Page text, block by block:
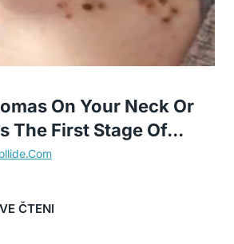
On Your Neck Or
The First Stage Of...